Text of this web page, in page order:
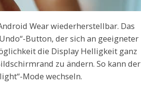
Wear wiederherstellbar. Das
Button, der sich an geeigneter
die Display Helligkeit ganz
zu ändern. So kann der
Mode wechseln.